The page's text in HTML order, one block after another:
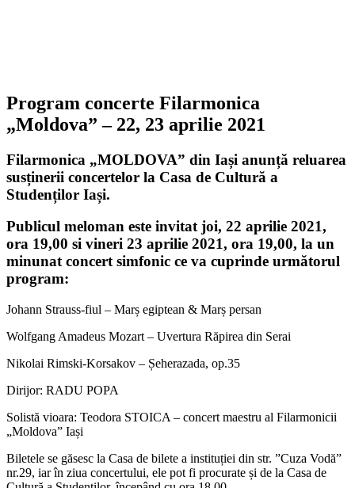
Program concerte Filarmonica
„Moldova” – 22, 23 aprilie 2021
Filarmonica „MOLDOVA” din Iași anunță reluarea
susținerii concertelor la Casa de Cultură a
Studenților Iași.
Publicul meloman este invitat joi, 22 aprilie 2021,
ora 19,00 si vineri 23 aprilie 2021, ora 19,00, la un
minunat concert simfonic ce va cuprinde următorul
program:
Johann Strauss-fiul – Marș egiptean & Marș persan
Wolfgang Amadeus Mozart – Uvertura Răpirea din Serai
Nikolai Rimski-Korsakov – Șeherazada, op.35
Dirijor: RADU POPA
Solistă vioara: Teodora STOICA – concert maestru al Filarmonicii
„Moldova” Iași
Biletele se găsesc la Casa de bilete a instituției din str. ”Cuza Vodă”
nr.29, iar în ziua concertului, ele pot fi procurate și de la Casa de